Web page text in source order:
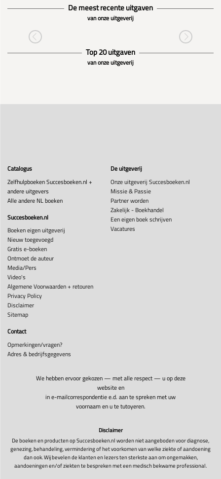
De meest recente uitgaven
van onze uitgeverij
Top 20 uitgaven
van onze uitgeverij
Catalogus
Zelfhulpboeken Succesboeken.nl +
andere uitgevers
Alle andere NL boeken
Succesboeken.nl
Boeken eigen uitgeverij
Nieuw toegevoegd
Gratis e-boeken
Ontmoet de auteur
Media/Pers
Video's
Algemene Voorwaarden + retouren
Privacy Policy
Disclaimer
Sitemap
De uitgeverij
Onze uitgeverij Succesboeken.nl
Missie & Passie
Partner worden
Zakelijk - Boekhandel
Een eigen boek schrijven
Vacatures
Contact
Opmerkingen/vragen?
Adres & bedrijfsgegevens
We hebben ervoor gekozen — met alle respect — u op deze
website en
in e-mailcorrespondentie e.d. aan te spreken met uw
voornaam en u te tutoyeren.
Disclaimer
De boeken en producten op Succesboeken.nl worden niet aangeboden voor diagnose,
genezing, behandeling, vermindering of het voorkomen van welke ziekte of aandoening
dan ook. Wij bevelen de klanten en lezers ten sterkste aan om ongemakken,
aandoeningen en/of ziekten te bespreken met een medisch bekwame professional.